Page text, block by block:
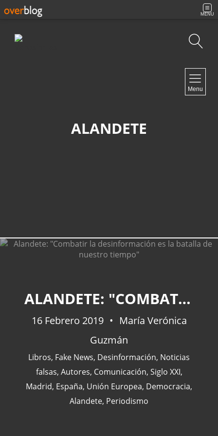
MENU
Menu
ALANDETE
ALANDETE: "COMBATIR LA DESINFORMACIÓN ES LA BATALLA DE NUESTRO TIEMPO"
16 Febrero 2019
María Verónica
Guzmán
Libros, Fake News, Desinformación, Noticias
falsas, Autores, Comunicación, Siglo XXI,
Madrid, España, Unión Europea, Democracia,
Alandete, Periodismo
Actualidad(227)
Europa(47)
Venezuela(43)